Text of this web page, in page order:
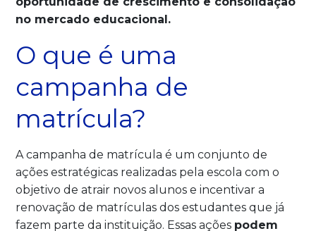
no mercado educacional.
O que é uma
campanha de
matrícula?
A campanha de matrícula é um conjunto de
ações estratégicas realizadas pela escola com o
objetivo de atrair novos alunos e incentivar a
renovação de matrículas dos estudantes que já
fazem parte da instituição. Essas ações podem